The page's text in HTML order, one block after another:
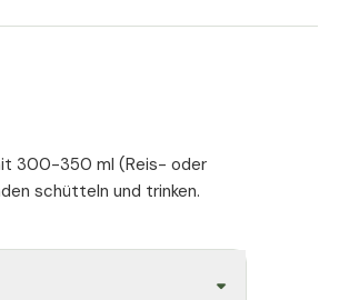
300-350 ml (Reis- oder
schütteln und trinken.